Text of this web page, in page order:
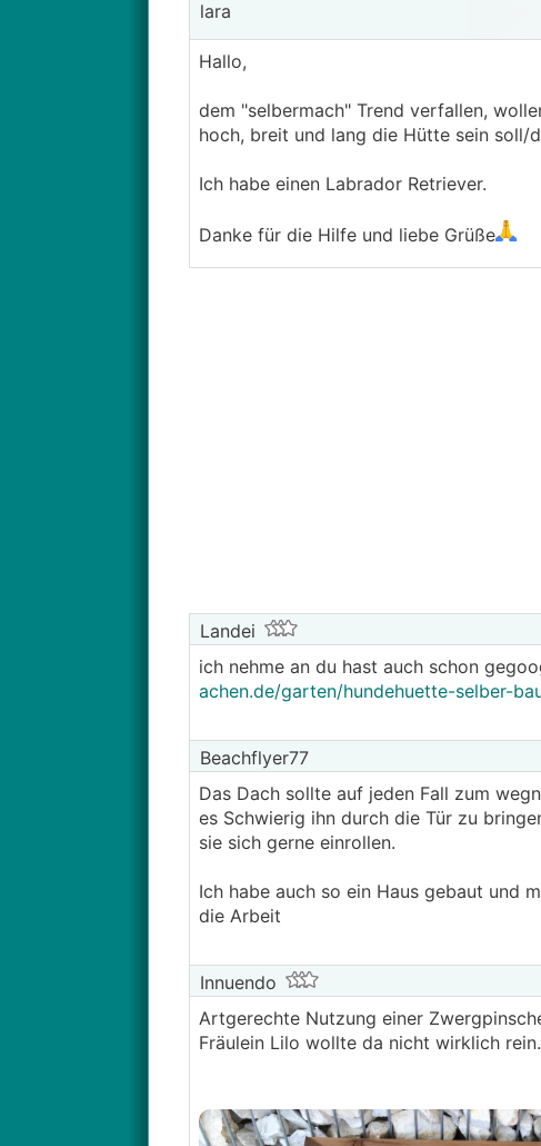
lara
Hallo,
dem "selbermach" Trend verfallen,
hoch, breit und lang die Hütte sein soll/
Ich habe einen Labrador Retriever.
Danke für die Hilfe und liebe Grüße
Landei
ich nehme an du hast auch schon
achen.de/garten/hundehuette-selber-
Beachflyer77
Das Dach sollte auf jeden Fall zum
es Schwierig ihn durch die Tür zu
sie sich gerne einrollen.
Ich habe auch so ein Haus gebaut und
die Arbeit
Innuendo
Artgerechte Nutzung einer
Fräulein Lilo wollte da nicht wirklich rein.